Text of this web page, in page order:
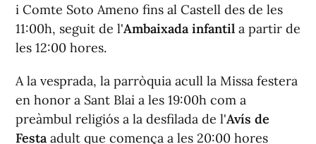
i Comte Soto Ameno fins al Castell des de les
11:00h, seguit de l'Ambaixada infantil a partir de
les 12:00 hores.
A la vesprada, la parròquia acull la Missa festera
en honor a Sant Blai a les 19:00h com a
preàmbul religiós a la desfilada de l'Avís de
Festa adult que comença a les 20:00 hores